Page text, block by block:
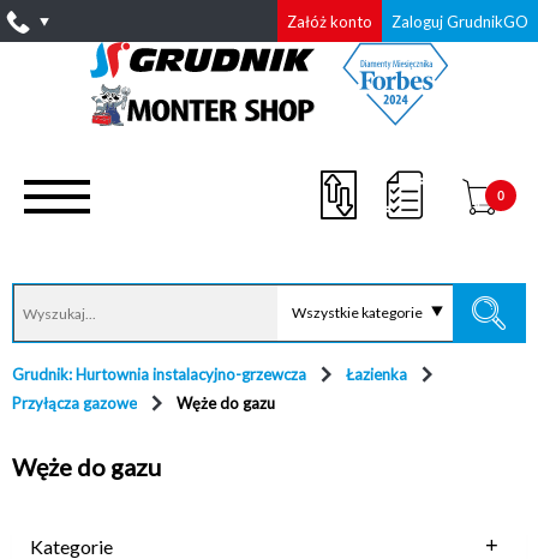
Załóż konto Zaloguj GrudnikGO
Wszystkie kategorie
0
Grudnik: Hurtownia instalacyjno-grzewcza
Łazienka
Przyłącza gazowe
Węże do gazu
Węże do gazu
Kategorie